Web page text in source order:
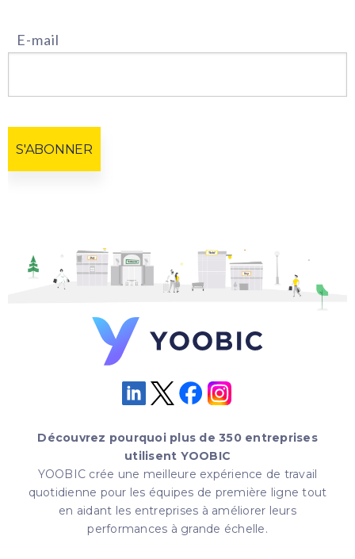
E-mail
Découvrez pourquoi plus de 350 entreprises
utilisent YOOBIC
YOOBIC crée une meilleure expérience de travail
quotidienne pour les équipes de première ligne tout
en aidant les entreprises à améliorer leurs
performances à grande échelle.